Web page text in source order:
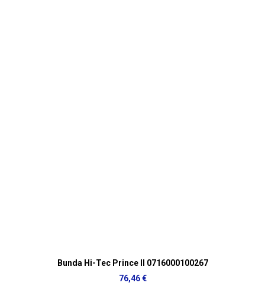
Bunda Hi-Tec Prince II 0716000100267
76,46 €